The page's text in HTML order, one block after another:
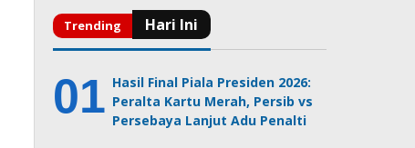
Hasil Final Piala Presiden 2026:
Peralta Kartu Merah, Persib vs
Persebaya Lanjut Adu Penalti